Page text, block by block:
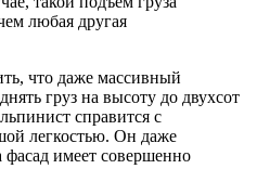
любая другая
что даже массивный
груз на высоту до двухсот
справится с
легкостью. Он даже
фасад имеет совершенно